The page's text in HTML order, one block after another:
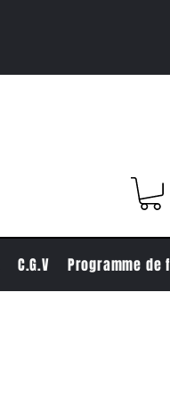
C.G.V Programme de